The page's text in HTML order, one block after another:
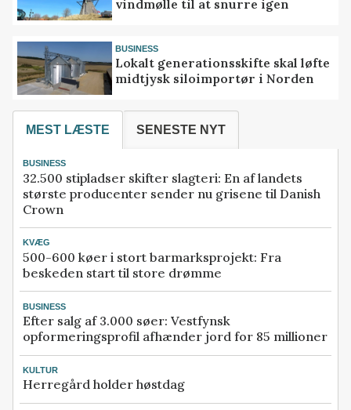
vindmølle til at snurre igen
BUSINESS
Lokalt generationsskifte skal løfte
midtjysk siloimportør i Norden
MEST LÆSTE SENESTE NYT
BUSINESS
32.500 stipladser skifter slagteri: En af landets
største producenter sender nu grisene til Danish
Crown
KVÆG
500-600 køer i stort barmarksprojekt: Fra
beskeden start til store drømme
BUSINESS
Efter salg af 3.000 søer: Vestfynsk
opformeringsprofil afhænder jord for 85 millioner
KULTUR
Herregård holder høstdag